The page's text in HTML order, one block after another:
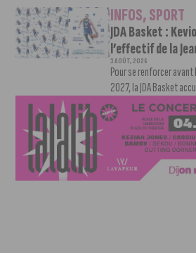
INFOS,SPORT
JDA Basket :
l’effectif de la
3 AOÛT, 2026
Pour se renforcer
2027, la JDA Basket